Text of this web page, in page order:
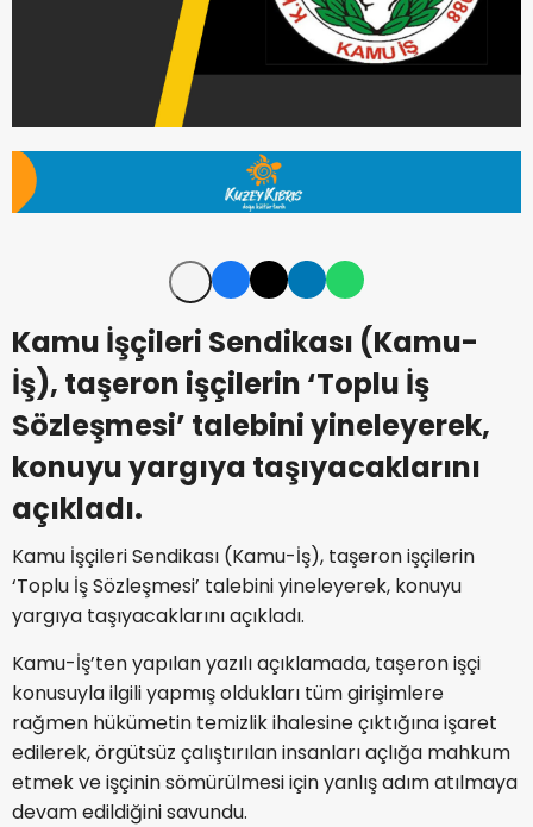
Kamu İşçileri Sendikası (Kamu-
İş), taşeron işçilerin ‘Toplu İş
Sözleşmesi’ talebini yineleyerek,
konuyu yargıya taşıyacaklarını
açıkladı.
Kamu İşçileri Sendikası (Kamu-İş), taşeron işçilerin
‘Toplu İş Sözleşmesi’ talebini yineleyerek, konuyu
yargıya taşıyacaklarını açıkladı.
Kamu-İş’ten yapılan yazılı açıklamada, taşeron işçi
konusuyla ilgili yapmış oldukları tüm girişimlere
rağmen hükümetin temizlik ihalesine çıktığına işaret
edilerek, örgütsüz çalıştırılan insanları açlığa mahkum
etmek ve işçinin sömürülmesi için yanlış adım atılmaya
devam edildiğini savundu.